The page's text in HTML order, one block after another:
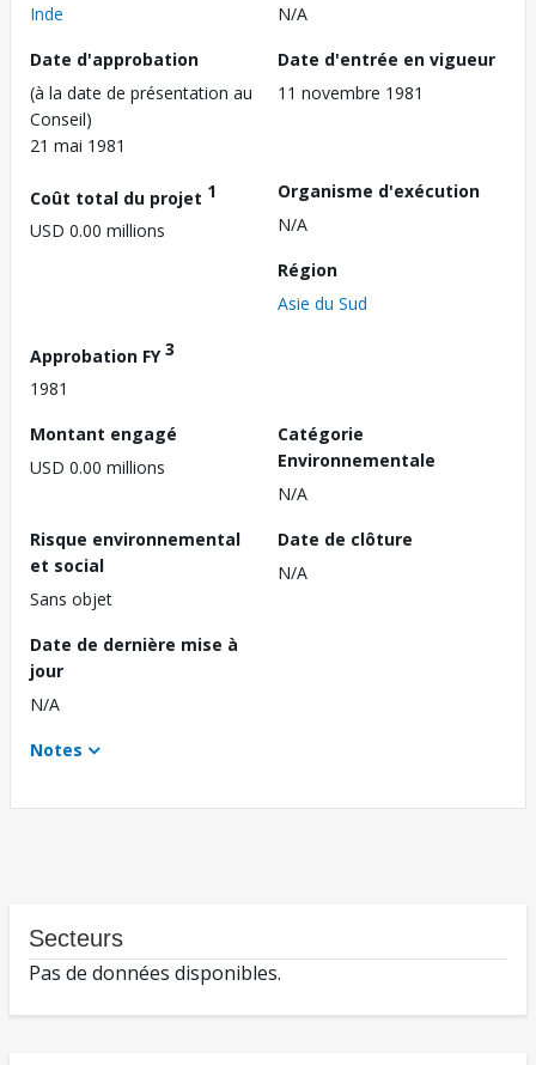
Inde
N/A
Date d'approbation
(à la date de présentation au
Conseil)
21 mai 1981
Date d'entrée en vigueur
11 novembre 1981
Coût total du projet 1
USD 0.00 millions
Organisme d'exécution
N/A
Région
Asie du Sud
Approbation FY3
1981
Montant engagé
USD 0.00 millions
Catégorie
Environnementale
N/A
Risque environnemental
et social
Sans objet
Date de clôture
N/A
Date de dernière mise à
jour
N/A
Notes
Secteurs
Pas de données disponibles.